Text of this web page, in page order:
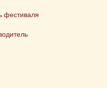
фестиваля